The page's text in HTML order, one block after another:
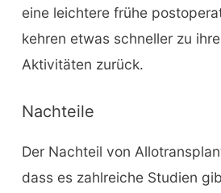
eine leichtere frühe
kehren etwas schneller zu
Aktivitäten zurück.
Nachteile
Der Nachteil von
dass es zahlreiche Studien